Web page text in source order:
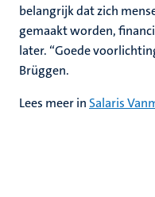
belangrijk dat zich
gemaakt worden,
later. “Goede
Brüggen.
Lees meer in Salaris